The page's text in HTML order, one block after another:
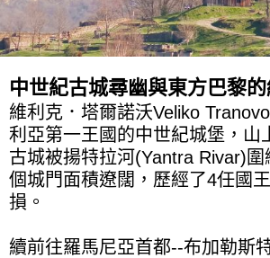
中世紀古城尋幽與東方巴黎
維利克．塔爾諾沃Veliko
利亞第一王國的中世紀城堡，
古城被揚特拉河(Yantra Rivar)
個城門面積遼闊，歷經了4任國
損。
續前往羅馬尼亞首都--布加勒斯